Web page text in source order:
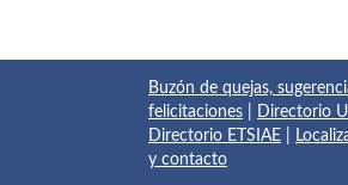
Buzón de quejas,
felicitaciones
Directorio
Directorio ETSIAE
y contacto